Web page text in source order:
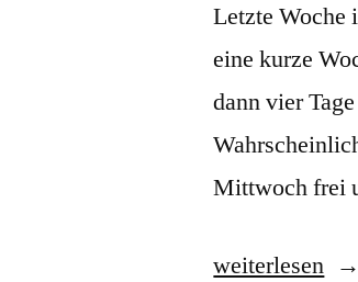
Letzte Woche
eine kurze
dann vier
Mittwoch frei
„Nischenseiten-
weiterlesen